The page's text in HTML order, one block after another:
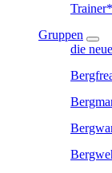
Gruppen
die